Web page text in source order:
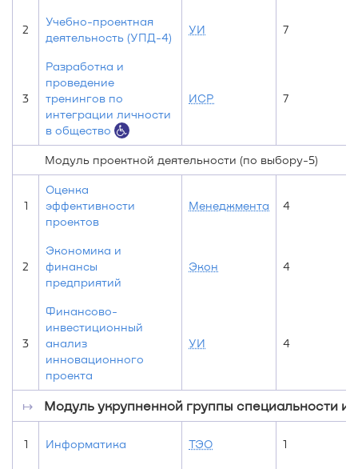
2
Учебно-проектная
деятельность (УПД-4)
УИ 7
3
Разработка и
проведение
тренингов по
интеграции личности
в общество
ИСР 7
Модуль проектной деятельности (по выбору-5)
1
Оценка
эффективности
проектов
Менеджмента 4
2
Экономика и
финансы
предприятий
Экон 4
3
Финансово-
инвестиционный
анализ
инновационного
проекта
УИ 4
↦ Модуль укрупненной группы специальности и
1 Информатика ТЭО 1